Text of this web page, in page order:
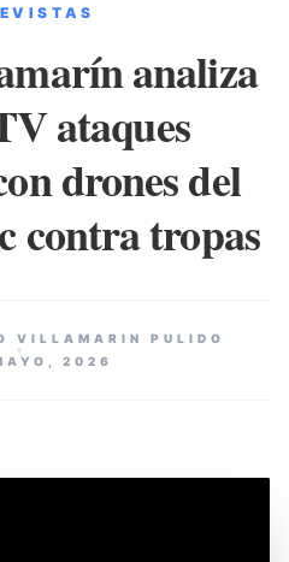
analiza
ataques
drones del
contra tropas
VILLAMARIN PULIDO
2026